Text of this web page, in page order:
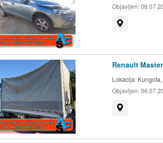
Objavljen:
Renault
Lokacija:
Objavljen: